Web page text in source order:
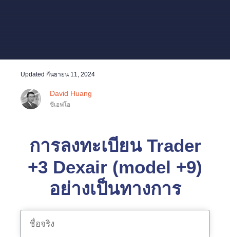
Updated กันยายน 11, 2024
David Huang
ซีเอฟโอ
การลงทะเบียน Trader
+3 Dexair (model +9)
อย่างเป็นทางการ